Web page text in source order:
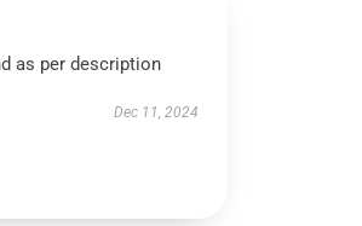
as per description
Dec 11, 2024